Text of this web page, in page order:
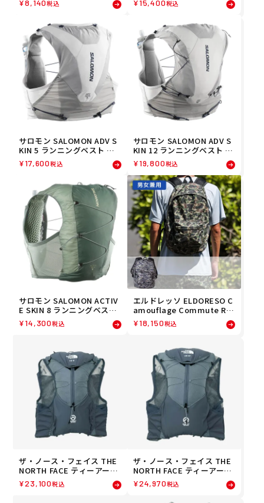
ル トレラン バックパック N
¥8,140税込
スク付 LC2177600 26FA
¥15,400税込
サロモン SALOMON ADV S
KIN 5 ランニングベスト フ
ラスク付 LC2854500 26FA
¥17,600税込
サロモン SALOMON ADV S
KIN 12 ランニングベスト フ
ラスク付 LC2854400 26FA
¥19,800税込
サロモン SALOMON ACTIV
E SKIN 8 ランニングベスト
フラスク付 LC2178000 26F
A
¥14,300税込
エルドレッソ ELDORESO C
amouflage Commute Ru
n Ruck ランニング バックパ
ック E8001825 26SP
¥18,150税込
ザ・ノース・フェイス THE
NORTH FACE ティーアール
6 TR 6 ランニング バックパ
ック NM62513-SL 26SS 春
¥23,100税込
ザ・ノース・フェイス THE
NORTH FACE ティーアール
10 TR 10 ランニング バック
パック NM62512-SL 26SS
¥24,970税込